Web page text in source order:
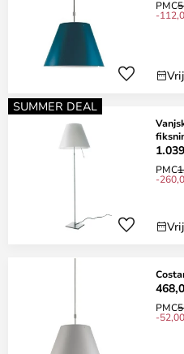
PMC
-
SUMMER DEAL
PMC
-
PMC
-